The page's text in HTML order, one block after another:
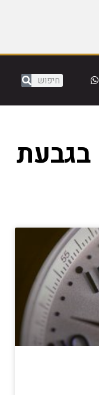
בגבעת